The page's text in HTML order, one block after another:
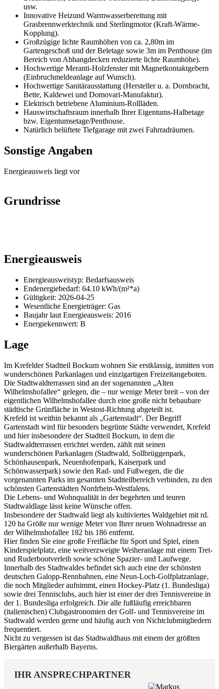
usw.
Innovative Heizund Warmwasserbereitung mit
Grasbrennwerktechnik und Sterlingmotor (Kraft-Wärme-
Kopplung).
Großzügige lichte Raumhöhen von ca. 2,80m im
Gartengeschoß und der Beletage sowie 3m im Penthouse (im
Bereich von Abhangdecken reduzierte lichte Raumhöhe).
Hochwertige Meranti-Holzfenster mit Magnetkontaktgebern
(Einbruchmeldeanlage auf Wunsch).
Hochwertige Sanitärausstattung (Hersteller u. a. Dornbracht,
Bette, Kaldewei und Domovari-Manufaktur).
Elektrisch betriebene Aluminium-Rollläden.
Hauswirtschaftsraum innerhalb Ihrer Eigentums-Halbetage
bzw. Eigentumsetage/Penthouse.
Natürlich belüftete Tiefgarage mit zwei Fahrradräumen.
Sonstige Angaben
Energieausweis liegt vor
Grundrisse
Energieausweis
Energieausweistyp: Bedarfsausweis
Endenergiebedarf: 64.10 kWh/(m²*a)
Gültigkeit: 2026-04-25
Wesentliche Energieträger: Gas
Baujahrlaut Energieausweis: 2016
Energiekennwert: B
Lage
Im Krefelder Stadtteil Bockum wohnen Sie erstklassig, inmitten von
wunderschönen Parkanlagen und einzigartigen Freizeitangeboten.
Die Stadtwaldterrassen sind an der sogenannten „Alten
Wilhelmshofallee“ gelegen, die – nur wenige Meter breit – von der
eigentlichen Wilhelmshofallee durch eine große nicht bebaubare
städtische Grünfläche in Westost-Richtung abgeteilt ist.
Krefeld ist weithin bekannt als „Gartenstadt“. Der Begriff
Gartenstadt wird für besonders begrünte Städte verwendet, Krefeld
und hier insbesondere der Stadtteil Bockum, in dem die
Stadtwaldterrassen errichtet werden, zählt mit seinen
wunderschönen Parkanlagen (Stadtwald, Sollbrüggenpark,
Schönhausenpark, Neuenhofenpark, Kaiserpark und
Schönwasserpark) sowie den Rad- und Fußwegen, die die
vorgenannten Parks im gesamten Stadtteilbereich verbinden, zu den
schönsten Gartenstädten Nordrhein-Westfalens.
Die Lebens- und Wohnqualität in der begehrten und teuren
Stadtwaldlage lässt keine Wünsche offen.
Insbesondere der Stadtwald liegt als kultiviertes Waldgebiet mit rd.
120 ha Größe nur wenige Meter von Ihrer neuen Wohnadresse an
der Wilhelmshofallee 182 bis 186 entfernt.
Hier finden Sie eine große Freifläche für Sport und Spiel, einen
Kinderspielplatz, eine weitverzweigte Weiheranlage mit einem Tret-
und Ruderbootverleih sowie schöne Spazier- und Laufwege.
Innerhalb des Stadtwaldes befindet sich auch eine der schönsten
deutschen Galopp-Rennbahnen, eine Neun-Loch-Golfplatzanlage,
die noch Mitglieder aufnimmt, einen Hockey-Platz (1. Bundesliga)
sowie drei Tennisclubs, auch hier ist einer der drei Tennisvereine in
der 1. Bundesliga erfolgreich. Die alle fußläufig erreichbaren
(italienischen) Clubgastronomien der Golf- und Tennisvereine im
Stadtwald werden gerne und häufig auch von Nichtclubmitgliedern
frequentiert.
Nicht zu vergessen ist das Stadtwaldhaus mit einem der größten
Biergärten außerhalb Bayerns.
IHR ANSPRECHPARTNER